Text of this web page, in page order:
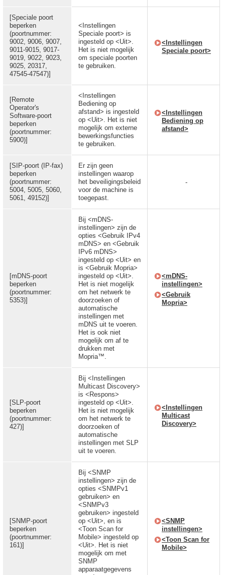
[Speciale poort
beperken
(poortnummer:
9002, 9006, 9007,
9011-9015, 9017-
9019, 9022, 9023,
9025, 20317,
47545-47547)]
<Instellingen
Speciale poort> is
ingesteld op <Uit>.
Het is niet mogelijk
om speciale poorten
te gebruiken.
<Instellingen
Speciale poort>
[Remote
Operator's
Software-poort
beperken
(poortnummer:
5900)]
<Instellingen
Bediening op
afstand> is ingesteld
op <Uit>. Het is niet
mogelijk om externe
bewerkingsfuncties
te gebruiken.
<Instellingen
Bediening op
afstand>
[SIP-poort (IP-fax)
beperken
(poortnummer:
5004, 5005, 5060,
5061, 49152)]
Er zijn geen
instellingen waarop
het beveiligingsbeleid
voor de machine is
toegepast.
-
[mDNS-poort
beperken
(poortnummer:
5353)]
Bij <mDNS-
instellingen> zijn de
opties <Gebruik IPv4
mDNS> en <Gebruik
IPv6 mDNS>
ingesteld op <Uit> en
is <Gebruik Mopria>
ingesteld op <Uit>.
Het is niet mogelijk
om het netwerk te
doorzoeken of
automatische
instellingen met
mDNS uit te voeren.
Het is ook niet
mogelijk om af te
drukken met
Mopria™.
<mDNS-
instellingen>
<Gebruik
Mopria>
[SLP-poort
beperken
(poortnummer:
427)]
Bij <Instellingen
Multicast Discovery>
is <Respons>
ingesteld op <Uit>.
Het is niet mogelijk
om het netwerk te
doorzoeken of
automatische
instellingen met SLP
uit te voeren.
<Instellingen
Multicast
Discovery>
[SNMP-poort
beperken
(poortnummer:
161)]
Bij <SNMP
instellingen> zijn de
opties <SNMPv1
gebruiken> en
<SNMPv3
gebruiken> ingesteld
op <Uit>, en is
<Toon Scan for
Mobile> ingesteld op
<Uit>. Het is niet
mogelijk om met
SNMP
apparaatgegevens
<SNMP
instellingen>
<Toon Scan for
Mobile>